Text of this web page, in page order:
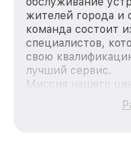
жителей города и
команда состоит
специалистов,
свою
лучший сервис.
Миссия нашего
качественный и
каждого